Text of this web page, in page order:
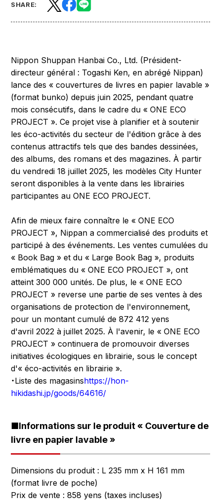
SHARE:
Nippon Shuppan Hanbai Co., Ltd. (Président-
directeur général : Togashi Ken, en abrégé Nippan)
lance des « couvertures de livres en papier lavable »
(format bunko) depuis juin 2025, pendant quatre
mois consécutifs, dans le cadre du « ONE ECO
PROJECT ». Ce projet vise à planifier et à soutenir
les éco-activités du secteur de l'édition grâce à des
contenus attractifs tels que des bandes dessinées,
des albums, des romans et des magazines. À partir
du vendredi 18 juillet 2025, les modèles City Hunter
seront disponibles à la vente dans les librairies
participantes au ONE ECO PROJECT.
Afin de mieux faire connaître le « ONE ECO
PROJECT », Nippan a commercialisé des produits et
participé à des événements. Les ventes cumulées du
« Book Bag » et du « Large Book Bag », produits
emblématiques du « ONE ECO PROJECT », ont
atteint 300 000 unités. De plus, le « ONE ECO
PROJECT » reverse une partie de ses ventes à des
organisations de protection de l'environnement,
pour un montant cumulé de 872 412 yens
d'avril 2022 à juillet 2025. À l'avenir, le « ONE ECO
PROJECT » continuera de promouvoir diverses
initiatives écologiques en librairie, sous le concept
d'« éco-activités en librairie ».
・Liste des magasinshttps://hon-
hikidashi.jp/goods/64616/
■Informations sur le produit « Couverture de
livre en papier lavable »
Dimensions du produit : L 235 mm x H 161 mm
(format livre de poche)
Prix de vente : 858 yens (taxes incluses)